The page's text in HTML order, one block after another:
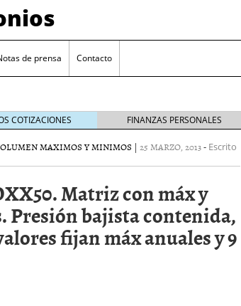
de prensa Contacto
COTIZACIONES FINANZAS PERSONALES
MAXIMOS Y MINIMOS | 25 MARZO, 2013- Escrito
Matriz con máx y
Presión bajista contenida,
fijan máx anuales y 9